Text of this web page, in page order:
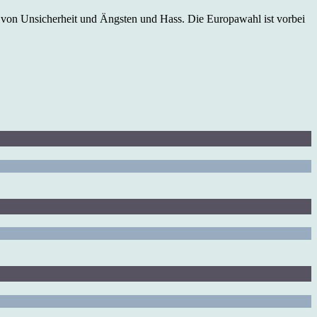
Unsicherheit und Ängsten und Hass. Die Europawahl ist vorbei